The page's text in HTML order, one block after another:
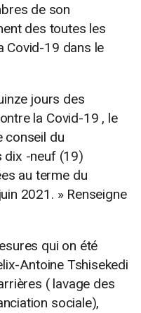
de son
des toutes les
Covid-19 dans le
jours des
la Covid-19 , le
conseil du
dix -neuf (19)
au terme du
2021. » Renseigne
qui on été
Antoine Tshisekedi
( lavage des
sociale),